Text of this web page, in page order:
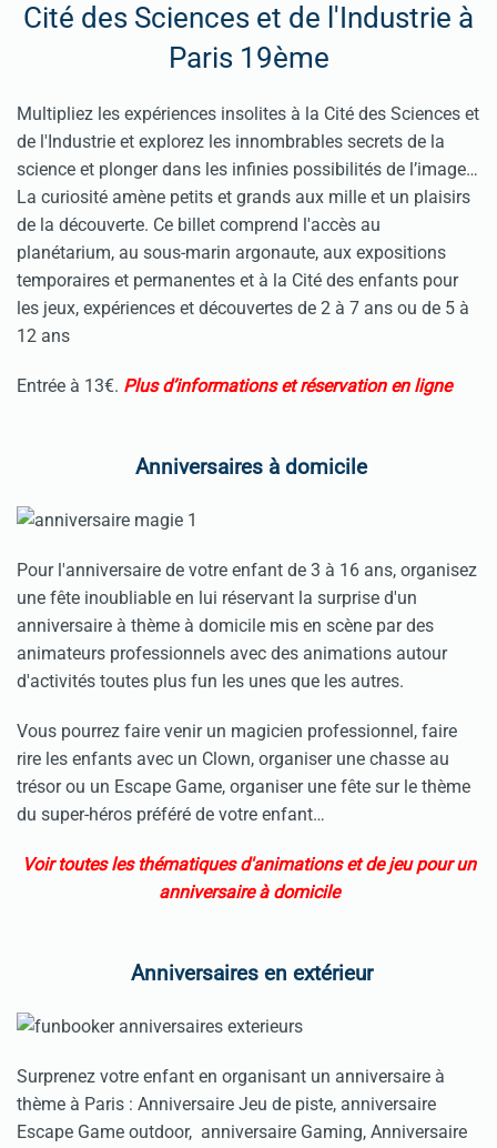
Cité des Sciences et de l'Industrie à
Paris 19ème
Multipliez les expériences insolites à la Cité des Sciences et
de l'Industrie et explorez les innombrables secrets de la
science et plonger dans les infinies possibilités de l’image…
La curiosité amène petits et grands aux mille et un plaisirs
de la découverte. Ce billet comprend l'accès au
planétarium, au sous-marin argonaute, aux expositions
temporaires et permanentes et à la Cité des enfants pour
les jeux, expériences et découvertes de 2 à 7 ans ou de 5 à
12 ans
Entrée à 13€. Plus d’informations et réservation en ligne
Anniversaires à domicile
Pour l'anniversaire de votre enfant de 3 à 16 ans, organisez
une fête inoubliable en lui réservant la surprise d'un
anniversaire à thème à domicile mis en scène par des
animateurs professionnels avec des animations autour
d'activités toutes plus fun les unes que les autres.
Vous pourrez faire venir un magicien professionnel, faire
rire les enfants avec un Clown, organiser une chasse au
trésor ou un Escape Game, organiser une fête sur le thème
du super-héros préféré de votre enfant…
Voir toutes les thématiques d'animations et de jeu pour un
anniversaire à domicile
Anniversaires en extérieur
Surprenez votre enfant en organisant un anniversaire à
thème à Paris : Anniversaire Jeu de piste, anniversaire
Escape Game outdoor, anniversaire Gaming, Anniversaire